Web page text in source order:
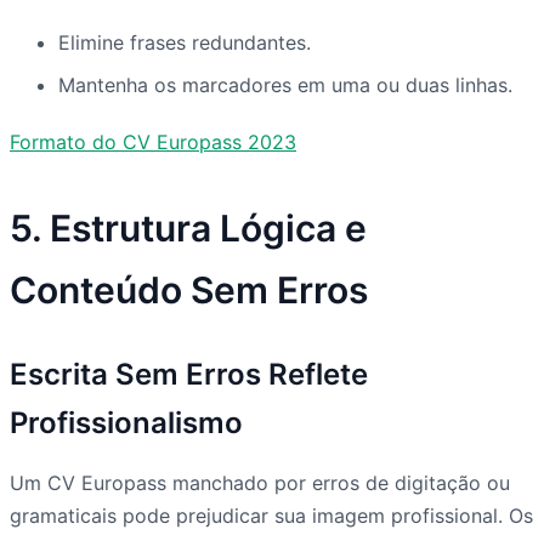
Elimine frases redundantes.
Mantenha os marcadores em uma ou duas linhas.
Formato do CV Europass 2023
5. Estrutura Lógica e
Conteúdo Sem Erros
Escrita Sem Erros Reflete
Profissionalismo
Um CV Europass manchado por erros de digitação ou
gramaticais pode prejudicar sua imagem profissional. Os